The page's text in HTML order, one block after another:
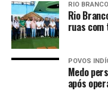
RIO BRANCO
Rio
ruas com
POVOS
Medo
após